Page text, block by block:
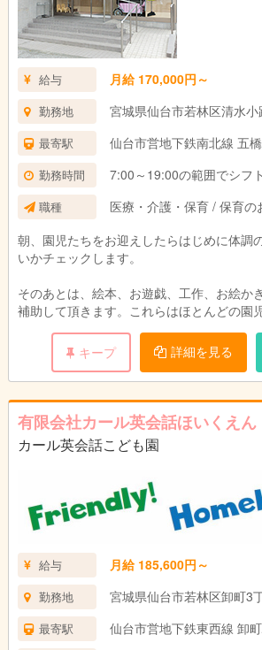
給与 月給 170,000円～
勤務地 宮城県仙台市若林区清水小
最寄駅 仙台市営地下鉄南北線 五
勤務時間 7:00～19:00の範囲でシフ
職種
医療・介護・保育 / 保育の
朝、園児たちをお迎えしたらはじめに体調
いかチェックします。
そのあとは、絵本、お遊戯、工作、お絵か
補助して頂きます。これらはほとんどの園
の集団生活の体験になります。
ここで学んだコミュニケーションや社会の
しつけや卒園以降の成長にも関わってきま
その他、給食やおやつの配膳、お掃除など
キープ 詳細を見る
有限会社カール英会話ほいくえん
カール英会話こども園
給与 月給 185,600円～
勤務地 宮城県仙台市若林区卸町
最寄駅 仙台市営地下鉄東西線 卸